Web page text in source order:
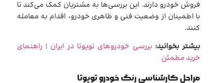
فروش خودرو دارند. این بررسی‌ها به مشتریان کمک می‌کند تا
با اطمینان از وضعیت فنی و ظاهری خودرو، اقدام به معامله
کنند.
بیشتر بخوانید: بررسی خودروهای تویوتا در ایران | راهنمای
خرید مطمئن
مراحل کارشناسی رنگ خودرو تویوتا